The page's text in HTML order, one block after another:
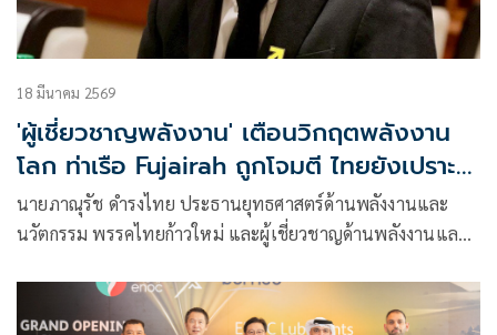
18 มีนาคม 2569
'ผู้เชี่ยวชาญพลังงาน' เตือนวิกฤตพลังงาน
โลก ท่าเรือ Fujairah ถูกโจมตี ไทยยังเปราะ
บาง
นายภาณุรัช ดำรงไทย ประธานยุทธศาสตร์ด้านพลังงานและ
นวัตกรรม พรรคไทยก้าวใหม่ และผู้เชี่ยวชาญด้านพลังงานและ
โลก : เมื่อท่าเรือ Fujairah ถูกโจมตี และจุดสกัดสำคัญของอุปทาน
น้ำมัน Murban มีเนื้อหาดังนี้